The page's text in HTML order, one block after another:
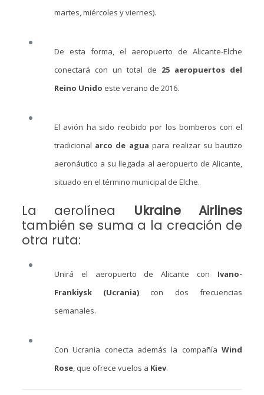
martes, miércoles y viernes).
De esta forma, el aeropuerto de Alicante-Elche
conectará con un total de 25 aeropuertos del
Reino Unido este verano de 2016.
El avión ha sido recibido por los bomberos con el
tradicional arco de agua para realizar su bautizo
aeronáutico a su llegada al aeropuerto de Alicante,
situado en el término municipal de Elche.
La aerolínea Ukraine Airlines
también se suma a la creación de
otra ruta:
Unirá el aeropuerto de Alicante con Ivano-
Frankiysk (Ucrania) con dos frecuencias
semanales.
Con Ucrania conecta además la compañíaWind
Rose, que ofrece vuelos a Kiev.